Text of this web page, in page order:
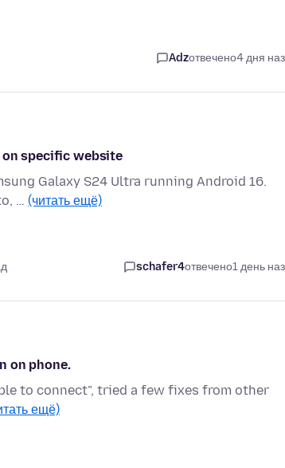
Adzотвечено4 дня
on specific website
Galaxy S24 Ultra running Android 16.
… (читать ещё)
schafer4отвечено1 день
on phone.
to connect", tried a few fixes from other
ещё)